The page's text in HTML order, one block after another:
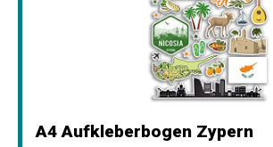
A4 Aufkleberbogen Zypern